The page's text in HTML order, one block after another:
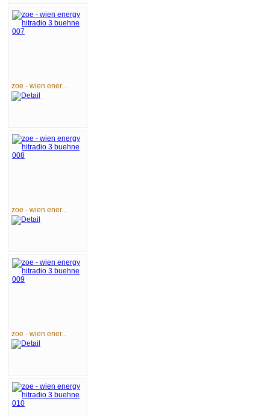
zoe - wien ener...
zoe - wien ener...
zoe - wien ener...